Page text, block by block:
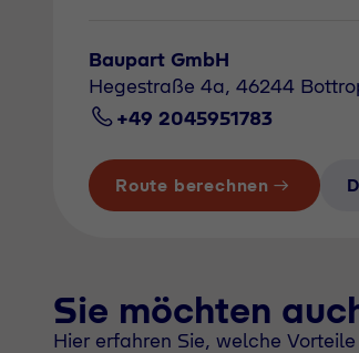
Baupart GmbH
Hegestraße 4a, 46244
+49 2045951783
Route berechnen
Sie möchten
Hier erfahren Sie, welche